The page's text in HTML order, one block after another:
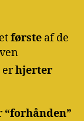
første af de
erhjerter
“forhånden”